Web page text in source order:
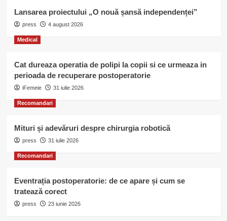
Lansarea proiectului „O nouă șansă independenței”
press 4 august 2026
Medical
Cat dureaza operatia de polipi la copii si ce urmeaza in
perioada de recuperare postoperatorie
iFemeie 31 iulie 2026
Recomandari
Mituri și adevăruri despre chirurgia robotică
press 31 iulie 2026
Recomandari
Eventrația postoperatorie: de ce apare și cum se
tratează corect
press 23 iunie 2026